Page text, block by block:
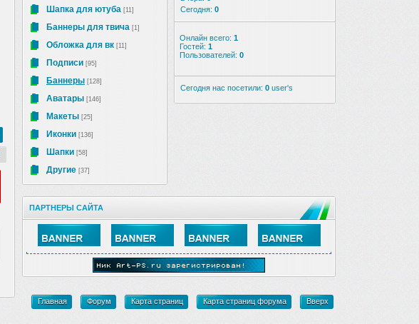
Шапка для ютуба [11]
Баннеры для твича [1]
Обложка для вк [11]
Подписи [95]
Баннеры [128]
Аватары [146]
Макеты [25]
Иконки [136]
Шапки [58]
Другие [37]
Сегодня: 0
Онлайн всего: 1
Гостей: 1
Пользователей: 0
Сегодня нас посетили: 0 user's
ПАРТНЕРЫ САЙТА
Главная Форум Карта страниц Карта страниц форума Вверх